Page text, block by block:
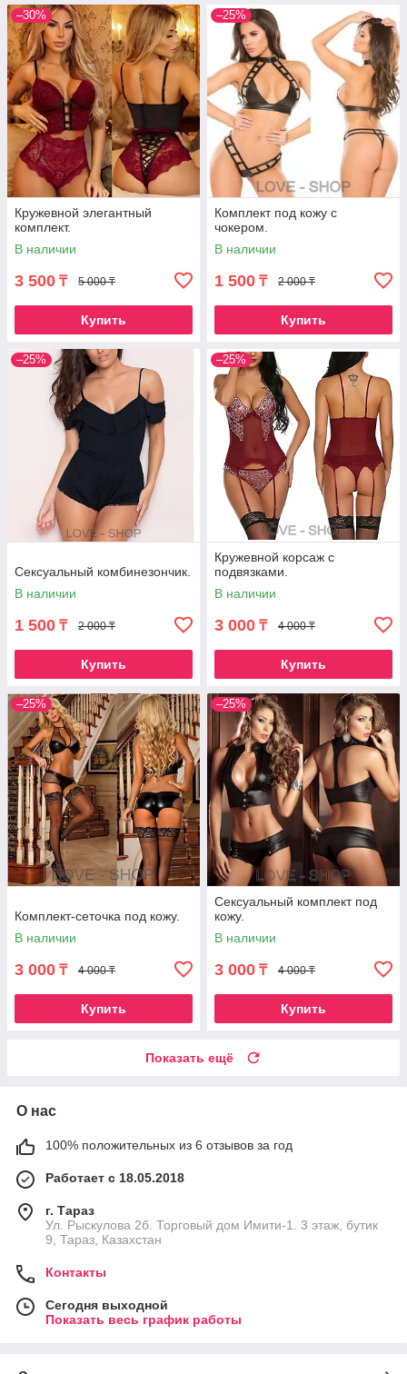
–30%
Кружевной элегантный
комплект.
В наличии
3 500 ₸ 5 000 ₸
Купить
–25%
Комплект под кожу с
чокером.
В наличии
1 500 ₸ 2 000 ₸
Купить
–25%
Сексуальный комбинезончик.
В наличии
1 500 ₸ 2 000 ₸
Купить
–25%
Кружевной корсаж с
подвязками.
В наличии
3 000 ₸ 4 000 ₸
Купить
–25%
Комплект-сеточка под кожу.
В наличии
3 000 ₸ 4 000 ₸
Купить
–25%
Сексуальный комплект под
кожу.
В наличии
3 000 ₸ 4 000 ₸
Купить
Показать ещё
О нас
100% положительных из 6 отзывов за год
Работает с 18.05.2018
г. Тараз
Ул. Рыскулова 2б. Торговый дом Имити-1. 3 этаж, бутик
9, Тараз, Казахстан
Контакты
Сегодня выходной
Показать весь график работы